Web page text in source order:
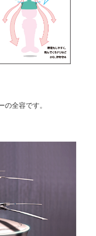
全容です。